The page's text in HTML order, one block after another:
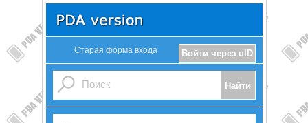
Войти через uID
Старая форма входа